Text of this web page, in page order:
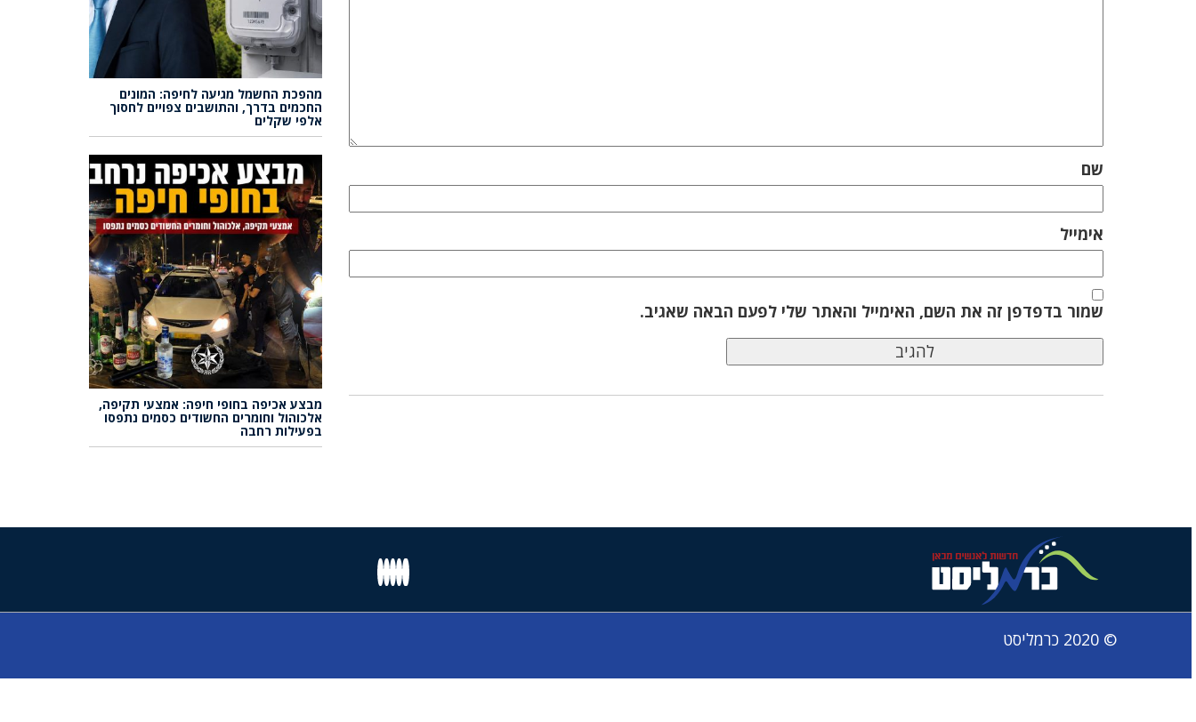
שם
אימייל
שמור בדפדפן זה את השם, האימייל והאתר שלי לפעם הבאה שאגיב.
מהפכת החשמל מגיעה לחיפה: המונים
החכמים בדרך, והתושבים צפויים לחסוך
אלפי שקלים
מבצע אכיפה בחופי חיפה: אמצעי תקיפה,
אלכוהול וחומרים החשודים כסמים נתפסו
בפעילות רחבה
© 2020 כרמליסט